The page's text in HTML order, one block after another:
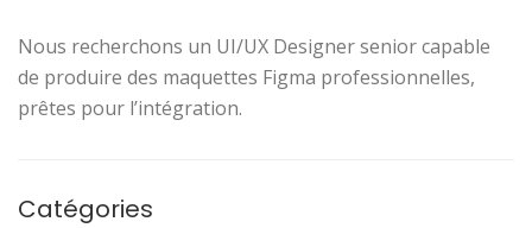
Nous recherchons un UI/UX Designer senior capable
de produire des maquettes Figma professionnelles,
prêtes pour l’intégration.
Catégories